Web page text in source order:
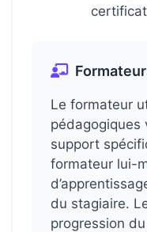
Le formateur
pédagogiques
support
formateur lui-
du stagiaire.
progression